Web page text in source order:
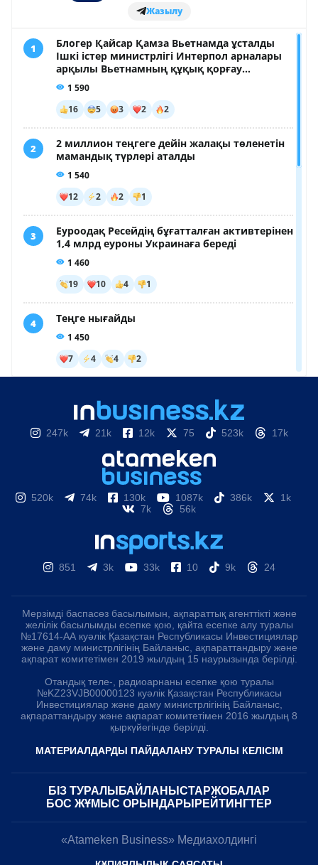
247k 21k 12k 75 523k 17k
520k 74k 130k 1087k 386k
1k
7k
56k
851 3k 33k 10 9k 24
Мерзімді баспасөз басылымын, ақпараттық агенттікті және
желілік басылымды есепке қою, қайта есепке алу туралы
№17614-АА куәлік Қазақстан Республикасы Инвестициялар
және даму министрлігінің Байланыс, ақпараттандыру және
ақпарат комитетімен 2019 жылдың 15 наурызында берілді.
Отандық теле-, радиоарнаны есепке қою туралы
№KZ23VJB00000123 куәлік Қазақстан Республикасы
Инвестициялар және даму министрлігінің Байланыс,
ақпараттандыру және ақпарат комитетімен 2016 жылдың 8
қыркүйегінде берілді.
МАТЕРИАЛДАРДЫ ПАЙДАЛАНУ ТУРАЛЫ КЕЛІСІМ
БІЗ ТУРАЛЫ БАЙЛАНЫСТАРЖОБАЛАР
БОС ЖҰМЫС ОРЫНДАРЫ РЕЙТИНГТЕР
«Atameken Business» Медиахолдингі